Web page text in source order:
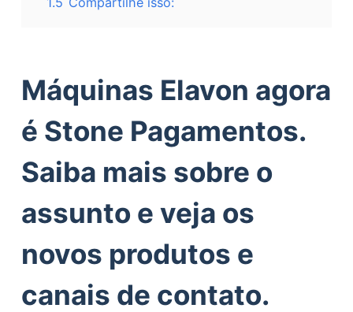
Máquinas Elavon agora
é Stone Pagamentos.
Saiba mais sobre o
assunto e veja os
novos produtos e
canais de contato.